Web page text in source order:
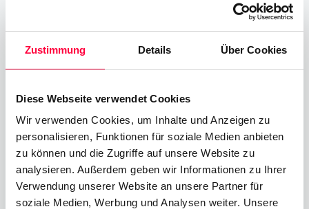
Zustimmung Details Über Cookies
Diese Webseite verwendet Cookies
Wir verwenden Cookies, um Inhalte und Anzeigen zu
personalisieren, Funktionen für soziale Medien anbieten
zu können und die Zugriffe auf unsere Website zu
analysieren. Außerdem geben wir Informationen zu Ihrer
Verwendung unserer Website an unsere Partner für
soziale Medien, Werbung und Analysen weiter. Unsere
Session Border Controller
Ähnliche Beiträge
Time-of-Day Call Routing
11.08.2025 James Barton